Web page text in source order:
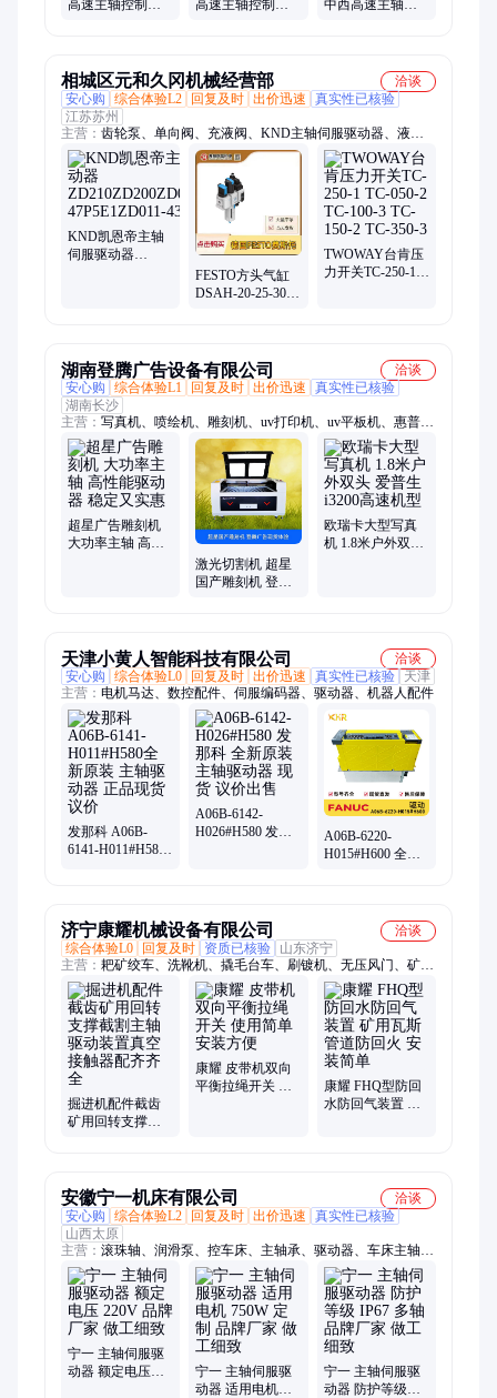
高速主轴控制器
高速主轴控制器
中西高速主轴控
相城区元和久冈机械经营部
洽谈
安心购
综合体验L2 回复及时 出价迅速
真实性已核验
江苏苏州
主营： 齿轮泵、单向阀、充液阀、KND主轴伺服驱动器、液压
油泵、机械换向阀、电磁换向阀、比例溢流阀
KND凯恩帝主轴
伺服驱动器
ZD210ZD200ZD011ZD210-FESTO方头气缸
DSAH-20-25-30-
TWOWAY台肯压
力开关TC-250-1
湖南登腾广告设备有限公司
洽谈
安心购
综合体验L1 回复及时 出价迅速
真实性已核验
湖南长沙
主营： 写真机、喷绘机、雕刻机、uv打印机、uv平板机、惠普绘
图仪、激光切割机、巡边刻字机、高速覆膜机、宾德胶装机、宾
德切纸机、色带条幅机、光纤切割机、九段覆膜机、数控围字
机、平板打印机、佳能绘图仪、uv卷材打印机、uv卷板一体机、
uv卷板打印机、全自动覆膜机、不锈钢围字机、玉樵夫条幅机、
奥德利条幅机、飞扬1600ma覆膜机
超星广告雕刻机
大功率主轴 高性
激光切割机 超星
国产雕刻机 登腾
欧瑞卡大型写真
机 1.8米户外双头
天津小黄人智能科技有限公司
洽谈
安心购
综合体验L0 回复及时 出价迅速 真实性已核验
天津
主营： 电机马达、数控配件、伺服编码器、驱动器、机器人配件
发那科 A06B-
6141-H011#H580
A06B-6142-
H026#H580 发那
A06B-6220-
H015#H600 全新
济宁康耀机械设备有限公司
洽谈
综合体验L0
回复及时 资质已核验
山东济宁
主营： 耙矿绞车、洗靴机、撬毛台车、刷镀机、无压风门、矿用
饮水机
掘进机配件截齿
矿用回转支撑截
康耀 皮带机双向
平衡拉绳开关 使
康耀 FHQ型防回
水防回气装置 矿
安徽宁一机床有限公司
洽谈
安心购
综合体验L2 回复及时 出价迅速
真实性已核验
山西太原
主营： 滚珠轴、润滑泵、控车床、主轴承、驱动器、车床主轴、
机床主轴、主轴轴承、两端轴、液压泵、丝杆轴、变频器、法兰
轴、角接触轴、提升系统、丝杆座轴、直流电机、直线电机、旋
转电机、复合机床、液压系统、防爆电机、电动刀架、伺服电
机、丝杆用轴承
宁一 主轴伺服驱
动器 额定电压
宁一 主轴伺服驱
动器 适用电机
宁一 主轴伺服驱
动器 防护等级